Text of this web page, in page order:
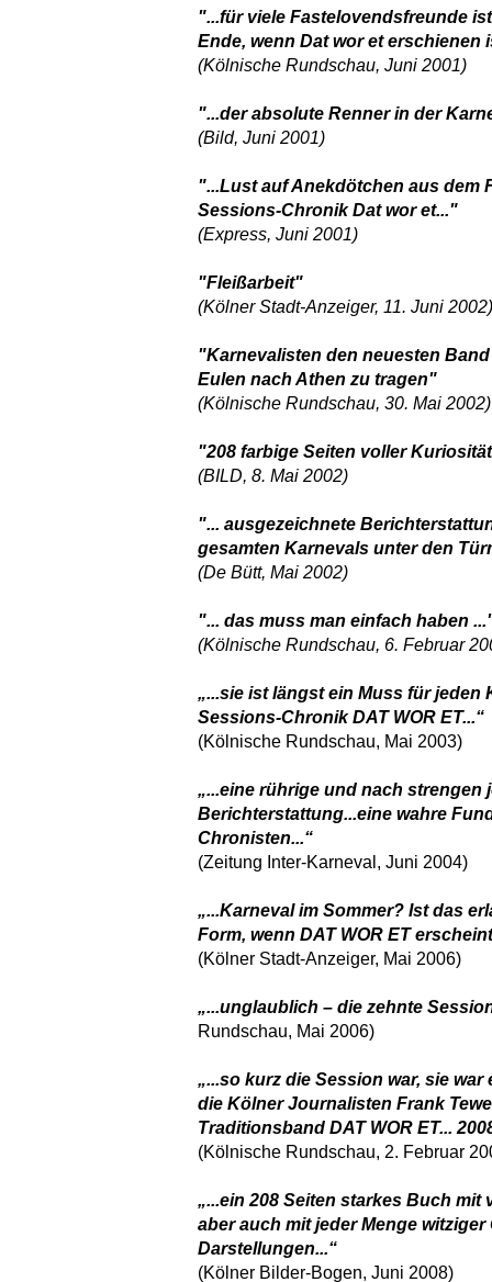
"...für viele Fastelovendsfreunde
Ende, wenn Dat wor et erschienen
(Kölnische Rundschau, Juni 2001)
"...der absolute Renner in der
(Bild, Juni 2001)
"...Lust auf Anekdötchen aus dem
Sessions-Chronik Dat wor et..."
(Express, Juni 2001)
"Fleißarbeit"
(Kölner Stadt-Anzeiger, 11. Juni 2002)
"Karnevalisten den neuesten Band
Eulen nach Athen zu tragen"
(Kölnische Rundschau, 30. Mai 2002)
"208 farbige Seiten voller
(BILD, 8. Mai 2002)
"... ausgezeichnete
gesamten Karnevals unter den
(De Bütt, Mai 2002)
"... das muss man einfach haben
(Kölnische Rundschau, 6. Februar
„...sie ist längst ein Muss für
Sessions-Chronik DAT WOR ET...“
(Kölnische Rundschau, Mai 2003)
„...eine rührige und nach
Berichterstattung...eine wahre
Chronisten...“
(Zeitung Inter-Karneval, Juni 2004)
„...Karneval im Sommer? Ist das
Form, wenn DAT WOR ET
(Kölner Stadt-Anzeiger, Mai 2006)
„...unglaublich – die zehnte
Rundschau, Mai 2006)
„...so kurz die Session war, sie
die Kölner Journalisten Frank
Traditionsband DAT WOR ET...
(Kölnische Rundschau, 2. Februar
„...ein 208 Seiten starkes Buch
aber auch mit jeder Menge
Darstellungen...“
(Kölner Bilder-Bogen, Juni 2008)